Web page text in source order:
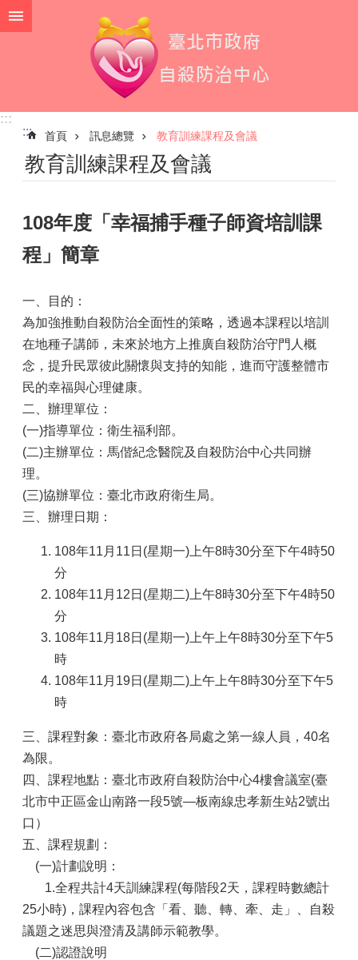
跳到主要內容區塊
:::
:::
首頁 訊息總覽 教育訓練課程及會議
教育訓練課程及會議
108年度「幸福捕手種子師資培訓課
程」簡章
一、目的：
為加強推動自殺防治全面性的策略，透過本課程以培訓
在地種子講師，未來於地方上推廣自殺防治守門人概
念，提升民眾彼此關懷與支持的知能，進而守護整體市
民的幸福與心理健康。
二、辦理單位：
(一)指導單位：衛生福利部。
(二)主辦單位：馬偕紀念醫院及自殺防治中心共同辦
理。
(三)協辦單位：臺北市政府衛生局。
三、辦理日期：
108年11月11日(星期一)上午8時30分至下午4時50
分
108年11月12日(星期二)上午8時30分至下午4時50
分
108年11月18日(星期一)上午上午8時30分至下午5
時
108年11月19日(星期二)上午上午8時30分至下午5
時
三、課程對象：臺北市政府各局處之第一線人員，40名
為限。
四、課程地點：臺北市政府自殺防治中心4樓會議室(臺
北市中正區金山南路一段5號—板南線忠孝新生站2號出
口）
五、課程規劃：
(一)計劃說明：
1.全程共計4天訓練課程(每階段2天，課程時數總計
25小時)，課程內容包含「看、聽、轉、牽、走」、自殺
議題之迷思與澄清及講師示範教學。
(二)認證說明